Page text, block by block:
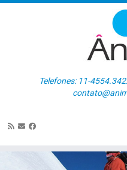
Skip
Telefones: 11-